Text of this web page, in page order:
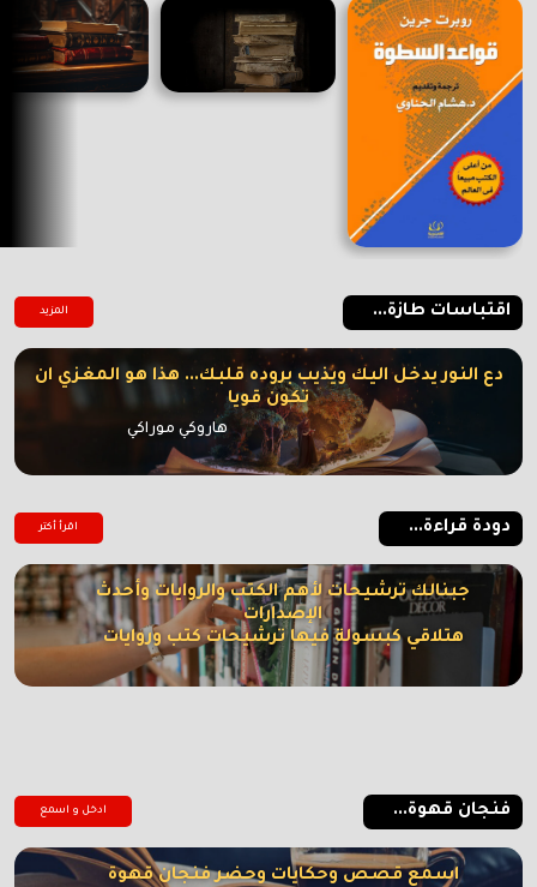
اقتباسات طازة... المزيد
دع النور يدخل اليك ويذيب بروده قلبك... هذا هو المغزي ان
تكون قويا
هاروكي موراكي
دودة قراءة... اقرأ أكتر
جبنالك ترشيحات لأهم الكتب والروايات وأحدث
الإصدارات
هتلاقي كبسولة فيها ترشيحات كتب وروايات
فنجان قهوة... ادخل و اسمع
اسمع قصص وحكايات وحضر فنجان قهوة